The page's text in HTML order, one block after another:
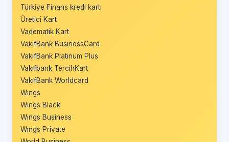
Türkiye Finans kredi kartı
Üretici Kart
Vadematik Kart
VakıfBank BusinessCard
VakıfBank Platinum Plus
Vakıfbank TercihKart
VakıfBank Worldcard
Wings
Wings Black
Wings Business
Wings Private